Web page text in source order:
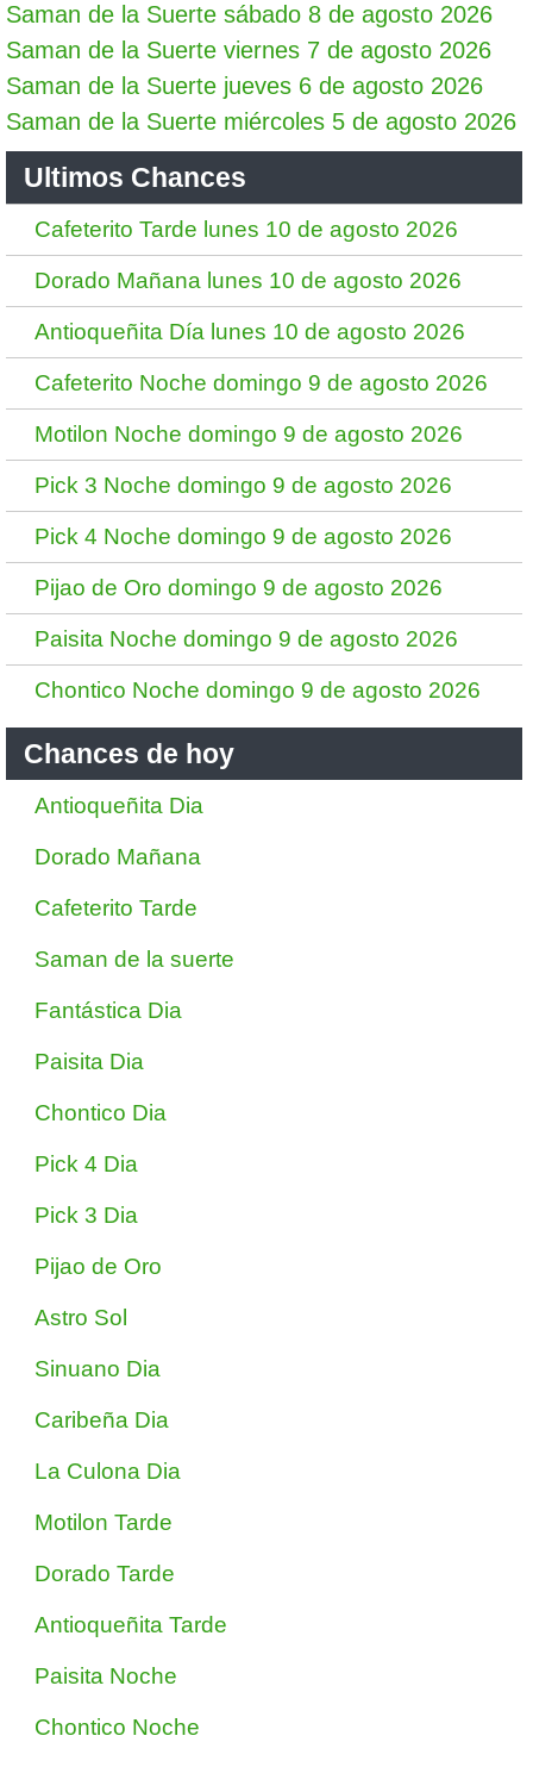
Saman de la Suerte sábado 8 de agosto 2026
Saman de la Suerte viernes 7 de agosto 2026
Saman de la Suerte jueves 6 de agosto 2026
Saman de la Suerte miércoles 5 de agosto 2026
Ultimos Chances
Cafeterito Tarde lunes 10 de agosto 2026
Dorado Mañana lunes 10 de agosto 2026
Antioqueñita Día lunes 10 de agosto 2026
Cafeterito Noche domingo 9 de agosto 2026
Motilon Noche domingo 9 de agosto 2026
Pick 3 Noche domingo 9 de agosto 2026
Pick 4 Noche domingo 9 de agosto 2026
Pijao de Oro domingo 9 de agosto 2026
Paisita Noche domingo 9 de agosto 2026
Chontico Noche domingo 9 de agosto 2026
Chances de hoy
Antioqueñita Dia
Dorado Mañana
Cafeterito Tarde
Saman de la suerte
Fantástica Dia
Paisita Dia
Chontico Dia
Pick 4 Dia
Pick 3 Dia
Pijao de Oro
Astro Sol
Sinuano Dia
Caribeña Dia
La Culona Dia
Motilon Tarde
Dorado Tarde
Antioqueñita Tarde
Paisita Noche
Chontico Noche